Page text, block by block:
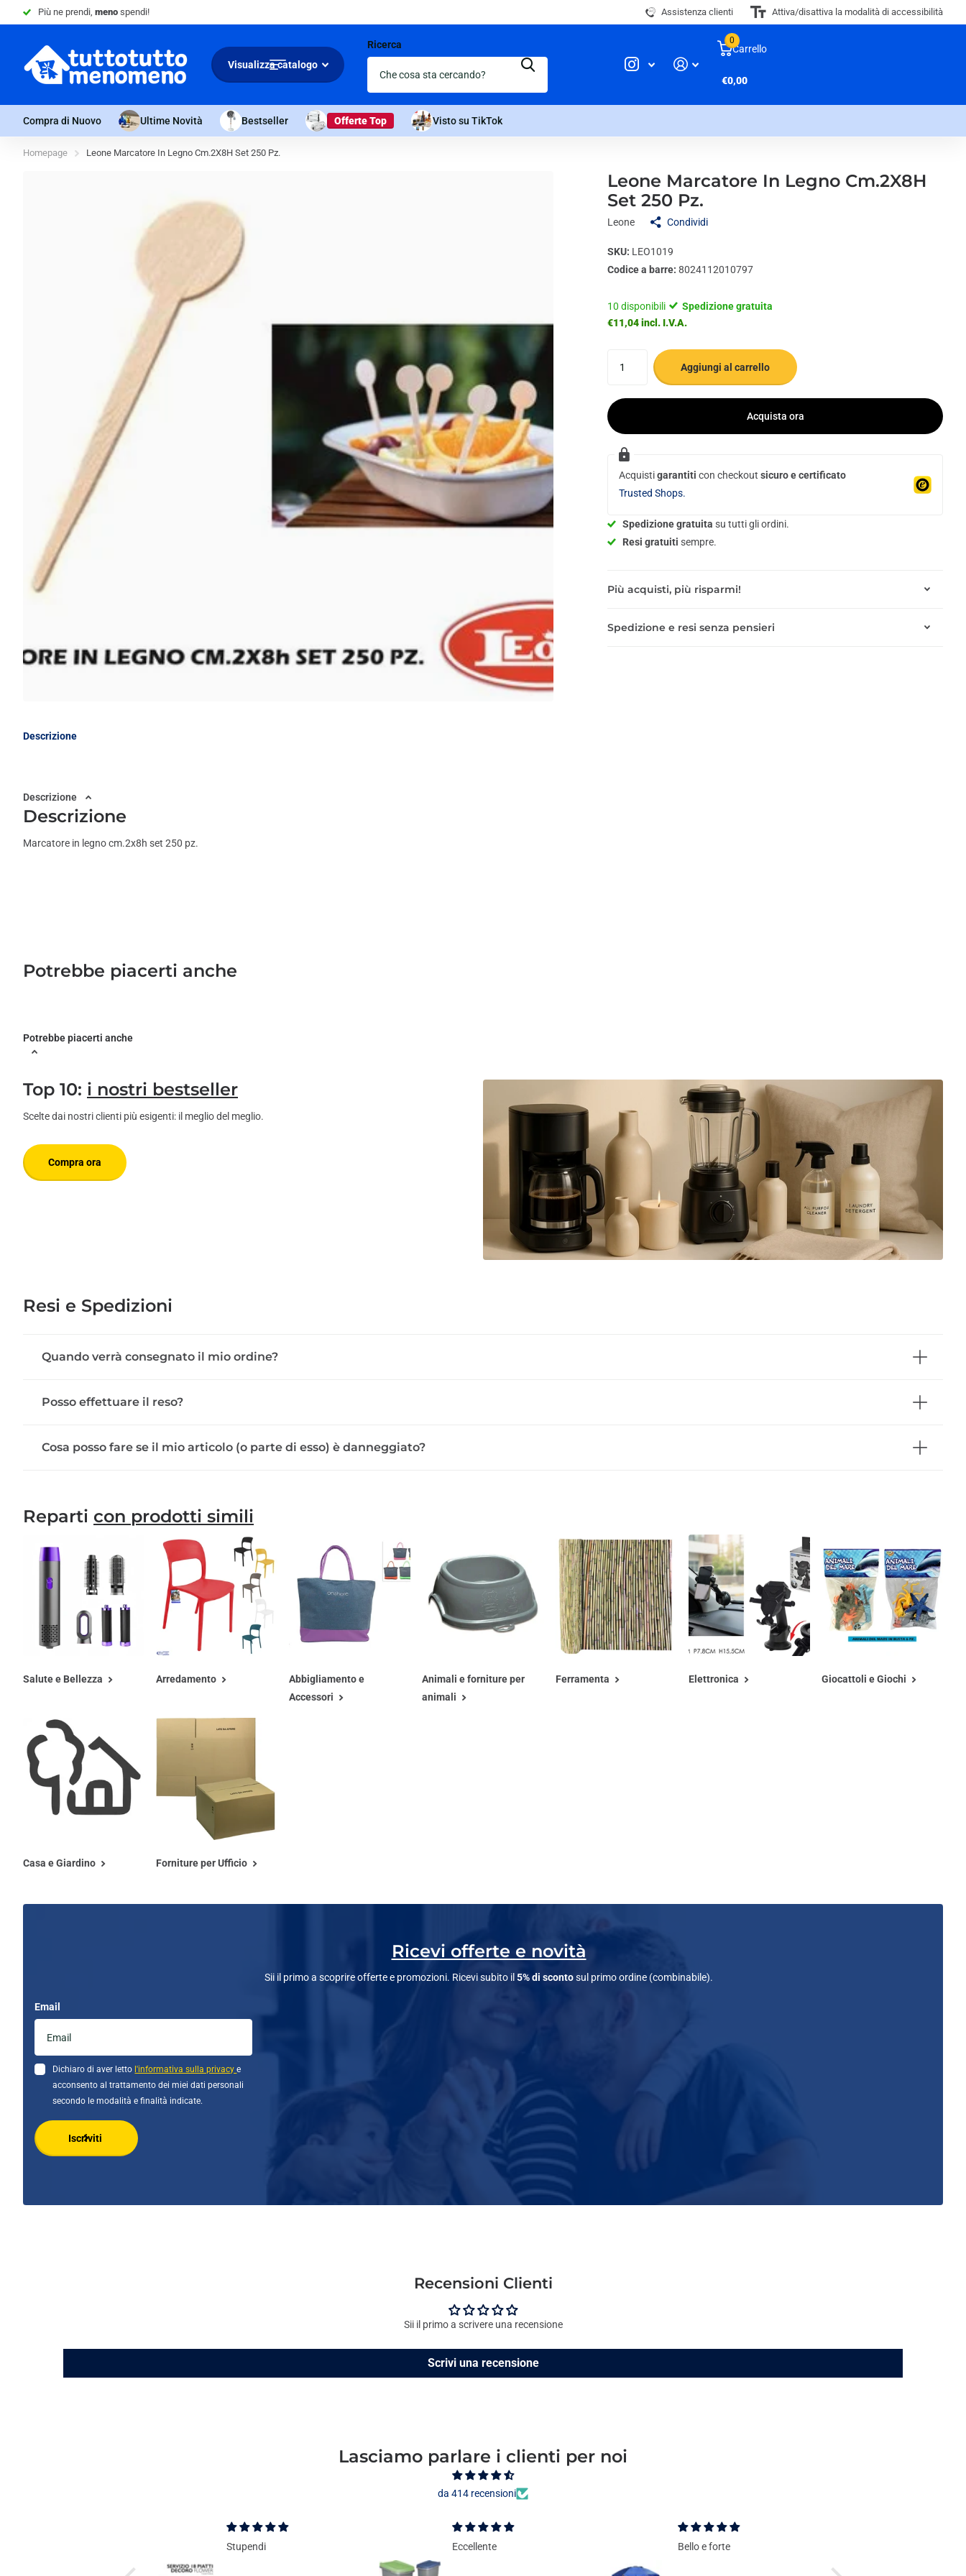
Più ne prendi, meno spendi! Assistenza clienti Attiva/disattiva la modalità di accessibilità
Visualizza catalogo
Ricerca Carrello
0
€0,00
Compra di Nuovo Ultime Novità Bestseller Offerte Top Visto su TikTok
Homepage Leone Marcatore In Legno Cm.2X8H Set 250 Pz.
Descrizione
Descrizione
Descrizione
Marcatore in legno cm.2x8h set 250 pz.
Leone Marcatore In Legno Cm.2X8H
Set 250 Pz.
Leone Condividi
SKU: LEO1019
Codice a barre: 8024112010797
10 disponibili
Spedizione gratuita
€11,04 incl. I.V.A.
Aggiungi al carrello
Acquista ora
Acquistigarantiti con checkout sicuro e certificato
Trusted Shops.
Spedizione gratuita su tutti gli ordini.
Resi gratuiti sempre.
Più acquisti, più risparmi!
Spedizione e resi senza pensieri
Potrebbe piacerti anche
Potrebbe piacerti anche
Top 10: i nostri bestseller
Scelte dai nostri clienti più esigenti: il meglio del meglio.
Compra ora
Resi e Spedizioni
Quando verrà consegnato il mio ordine?
Posso effettuare il reso?
Cosa posso fare se il mio articolo (o parte di esso) è danneggiato?
Reparti con prodotti simili
Salute e Bellezza Arredamento
Abbigliamento e
Accessori
Animali e forniture per
animali
Ferramenta Elettronica Giocattoli e Giochi
Casa e Giardino Forniture per Ufficio
Ricevi offerte e novità
Sii il primo a scoprire offerte e promozioni. Ricevi subito il 5% di scontosul primo ordine (combinabile).
Email
Dichiaro di aver letto l'informativa sulla privacye
acconsento al trattamento dei miei dati personali
secondo le modalità e finalità indicate.
Iscriviti
Recensioni Clienti
Sii il primo a scrivere una recensione
Scrivi una recensione
Lasciamo parlare i clienti per noi
da 414 recensioni
Stupendi Eccellente Bello e forte